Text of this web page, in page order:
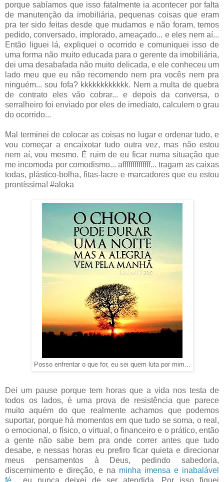
porque sabíamos que isso fatalmente ia acontecer por falta
de manutenção da imobiliária, pequenas coisas que eram
pra ter sido feitas desde que mudamos e não foram, temos
pedido, conversado, implorado, ameaçado... e eles nem aí...
Então liguei lá, expliquei o ocorrido e comuniquei isso de
uma forma não muito educada para o gerente da imobiliária,
dei uma desabafada não muito delicada, e ele conheceu um
lado meu que eu não recomendo nem pra vocês nem pra
ninguém... sou fofa? kkkkkkkkkkkk. Nem a multa de quebra
de contrato eles vão cobrar... e depois da conversa, o
serralheiro foi enviado por eles de imediato, calculem o grau
do ocorrido...
Mal terminei de colocar as coisas no lugar e ordenar tudo, e
vou começar a encaixotar tudo outra vez, mas não estou
nem aí, vou mesmo. É ruim de eu ficar numa situação que
me incomoda por comodismo... affffffffffffff... tragam as caixas
todas, plástico-bolha, fitas-lacre e marcadores que eu estou
prontíssima! #aloka
Posso enfrentar o que for, eu sei quem luta por mim...
Dei um pause porque tem horas que a vida nos testa de
todos os lados, é uma prova de resistência que parece
muito aquém do que realmente achamos que podemos
suportar, porque há momentos em que tudo se soma, o real,
o emocional, o físico, o virtual, o financeiro e o prático, então
a gente não sabe bem pra onde correr antes que tudo
desabe, e nessas horas eu prefiro ficar quieta e direcionar
meus pensamentos à Deus, pedindo sabedoria,
discernimento e direção, e na minha imensa e inabalável